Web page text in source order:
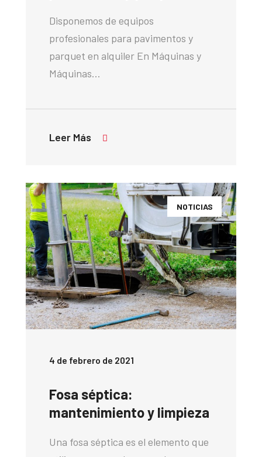
Disponemos de equipos
profesionales para pavimentos y
parquet en alquiler En Máquinas y
Máquinas…
Leer Más
NOTICIAS
4 de febrero de 2021
Fosa séptica:
mantenimiento y limpieza
Una fosa séptica es el elemento que